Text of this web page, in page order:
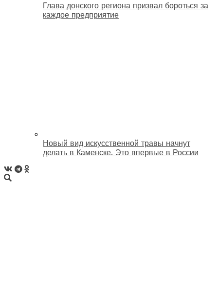
Глава донского региона призвал бороться за
каждое предприятие
Новый вид искусственной травы начнут
делать в Каменске. Это впервые в России